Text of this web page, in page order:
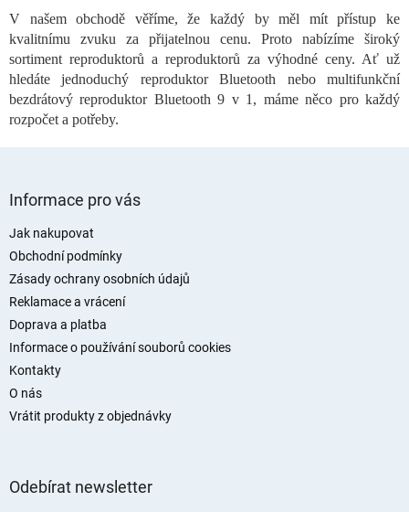
y
v
ý
p
i
s
V našem obchodě věříme, že každý by měl mít přístup ke
kvalitnímu zvuku za přijatelnou cenu. Proto nabízíme široký
sortiment reproduktorů a reproduktorů za výhodné ceny. Ať už
hledáte jednoduchý reproduktor Bluetooth nebo multifunkční
bezdrátový reproduktor Bluetooth 9 v 1, máme něco pro každý
rozpočet a potřeby.
Informace pro vás
Jak nakupovat
Obchodní podmínky
Zásady ochrany osobních údajů
Reklamace a vrácení
Doprava a platba
Informace o používání souborů cookies
Kontakty
O nás
Vrátit produkty z objednávky
Odebírat newsletter